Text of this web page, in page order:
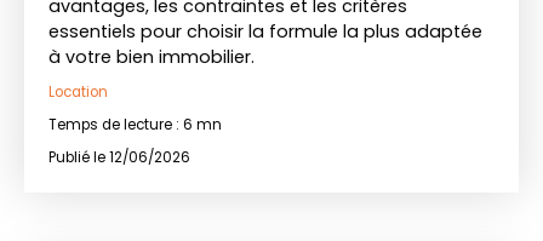
avantages, les contraintes et les critères
essentiels pour choisir la formule la plus adaptée
à votre bien immobilier.
Location
Temps de lecture : 6 mn
Publié le 12/06/2026